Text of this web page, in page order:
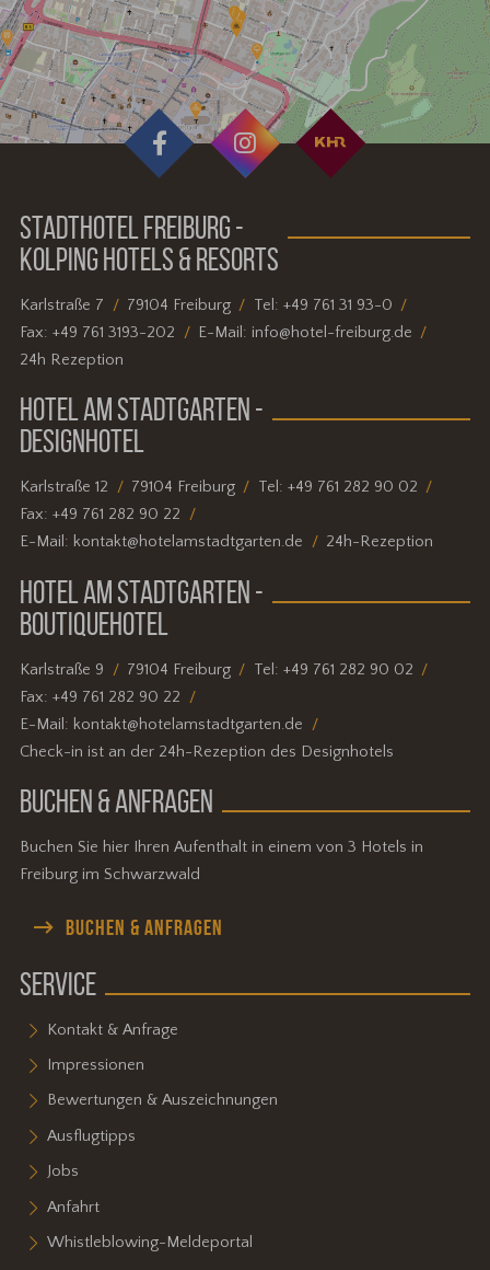
STADTHOTEL FREIBURG -
KOLPING HOTELS & RESORTS
Karlstraße 7 79104 Freiburg Tel: +49 761 31 93-0
Fax:+49 761 3193-202 E-Mail: info@hotel-freiburg.de
24h Rezeption
HOTEL AM STADTGARTEN -
DESIGNHOTEL
Karlstraße 12 79104 Freiburg Tel: +49 761 282 90 02
Fax:+49 761 282 90 22
E-Mail: kontakt@hotelamstadtgarten.de 24h-Rezeption
HOTEL AM STADTGARTEN -
BOUTIQUEHOTEL
Karlstraße 9 79104 Freiburg Tel: +49 761 282 90 02
Fax:+49 761 282 90 22
E-Mail: kontakt@hotelamstadtgarten.de
Check-in ist an der 24h-Rezeption des Designhotels
BUCHEN & ANFRAGEN
Buchen Sie hier Ihren Aufenthalt in einem von 3 Hotels in
Freiburg im Schwarzwald
BUCHEN & ANFRAGEN
SERVICE
Kontakt & Anfrage
Impressionen
Bewertungen & Auszeichnungen
Ausflugtipps
Jobs
Anfahrt
Whistleblowing-Meldeportal